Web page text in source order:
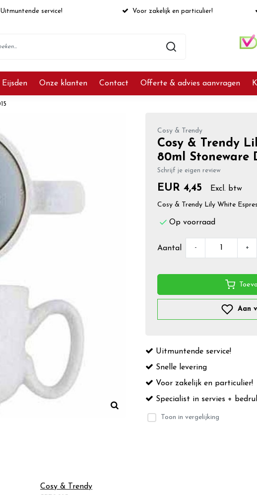
Uitmuntende service! Voor zakelijk en particulier!
Onze klanten Contact Offerte & advies aanvragen
Cosy & Trendy
Cosy & Trendy
80ml Stoneware
Schrijf je eigen review
EUR 4,45 Excl. btw
Cosy & Trendy Lily White
Op voorraad
Aantal - +
Aan
Uitmuntende service!
Snelle levering
Voor zakelijk en particulier!
Specialist in servies +
Toon in vergelijking
Cosy & Trendy